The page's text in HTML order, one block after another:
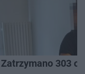
Potężny cios